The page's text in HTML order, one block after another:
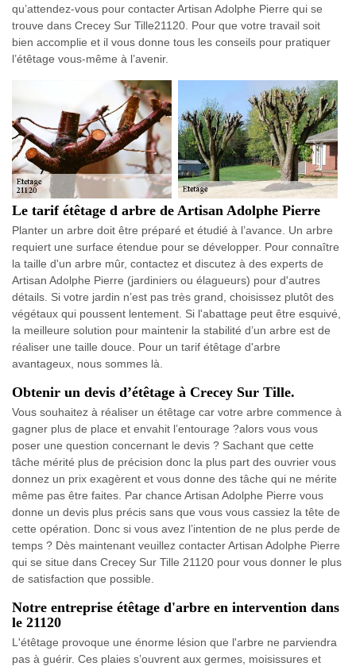
qu’attendez-vous pour contacter Artisan Adolphe Pierre qui se
trouve dans Crecey Sur Tille21120. Pour que votre travail soit
bien accomplie et il vous donne tous les conseils pour pratiquer
l’étêtage vous-même à l’avenir.
Le tarif étêtage d arbre de Artisan Adolphe Pierre
Planter un arbre doit être préparé et étudié à l’avance. Un arbre
requiert une surface étendue pour se développer. Pour connaître
la taille d'un arbre mûr, contactez et discutez à des experts de
Artisan Adolphe Pierre (jardiniers ou élagueurs) pour d'autres
détails. Si votre jardin n’est pas très grand, choisissez plutôt des
végétaux qui poussent lentement. Si l'abattage peut être esquivé,
la meilleure solution pour maintenir la stabilité d’un arbre est de
réaliser une taille douce. Pour un tarif étêtage d'arbre
avantageux, nous sommes là.
Obtenir un devis d’étêtage à Crecey Sur Tille.
Vous souhaitez à réaliser un étêtage car votre arbre commence à
gagner plus de place et envahit l’entourage ?alors vous vous
poser une question concernant le devis ? Sachant que cette
tâche mérité plus de précision donc la plus part des ouvrier vous
donnez un prix exagèrent et vous donne des tâche qui ne mérite
même pas être faites. Par chance Artisan Adolphe Pierre vous
donne un devis plus précis sans que vous vous cassiez la tête de
cette opération. Donc si vous avez l’intention de ne plus perde de
temps ? Dès maintenant veuillez contacter Artisan Adolphe Pierre
qui se situe dans Crecey Sur Tille 21120 pour vous donner le plus
de satisfaction que possible.
Notre entreprise étêtage d'arbre en intervention dans
le 21120
L'étêtage provoque une énorme lésion que l'arbre ne parviendra
pas à guérir. Ces plaies s’ouvrent aux germes, moisissures et